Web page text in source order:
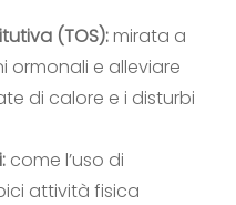
(TOS):mirata a
ormonali e alleviare
di calore e i disturbi
come l’uso di
attività fisica